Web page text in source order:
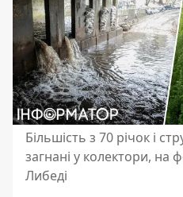
Більшість з 70 річок і
загнані у колектори, на
Либеді